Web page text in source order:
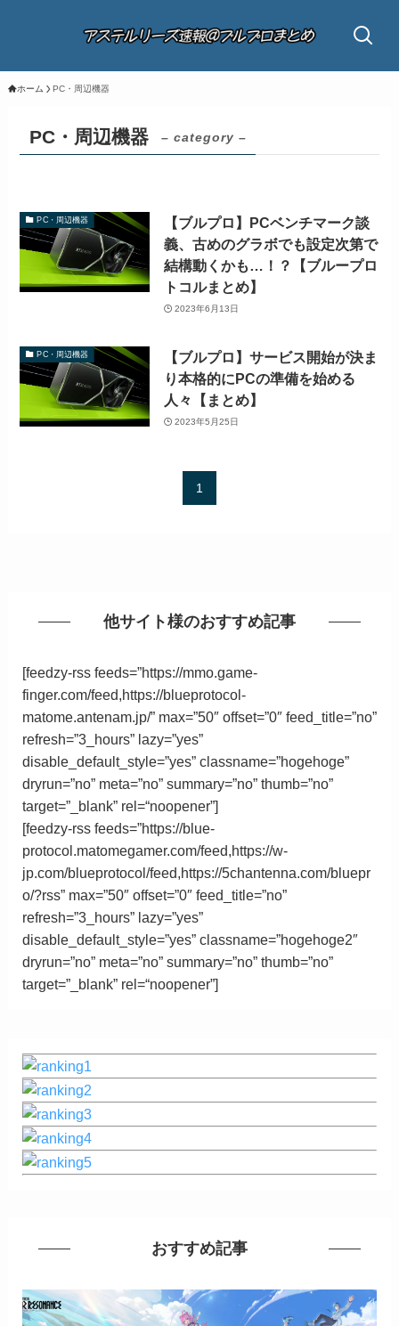
ホーム PC・周辺機器
PC・周辺機器 – category –
PC・周辺機器
【ブルプロ】PCベンチマーク談
義、古めのグラボでも設定次第で
結構動くかも…！？【ブループロ
トコルまとめ】
2023年6月13日
PC・周辺機器
【ブルプロ】サービス開始が決ま
り本格的にPCの準備を始める
人々【まとめ】
2023年5月25日
1
他サイト様のおすすめ記事
[feedzy-rss feeds=”https://mmo.game-
finger.com/feed,https://blueprotocol-
matome.antenam.jp/” max=”50″ offset=”0″ feed_title=”no”
refresh=”3_hours” lazy=”yes”
disable_default_style=”yes” classname=”hogehoge”
dryrun=”no” meta=”no” summary=”no” thumb=”no”
target=”_blank” rel =“noopener”]
[feedzy-rss feeds=”https://blue-
protocol.matomegamer.com/feed,https://w-
jp.com/blueprotocol/feed,https://5chantenna.com/bluepr
o/?rss” max=”50″ offset=”0″ feed_title=”no”
refresh=”3_hours” lazy=”yes”
disable_default_style=”yes” classname=”hogehoge2″
dryrun=”no” meta=”no” summary=”no” thumb=”no”
target=”_blank” rel =“noopener”]
おすすめ記事